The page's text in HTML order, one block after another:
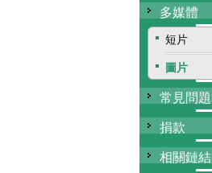
多媒體
短片
圖片
常見問題
捐款
相關鏈結